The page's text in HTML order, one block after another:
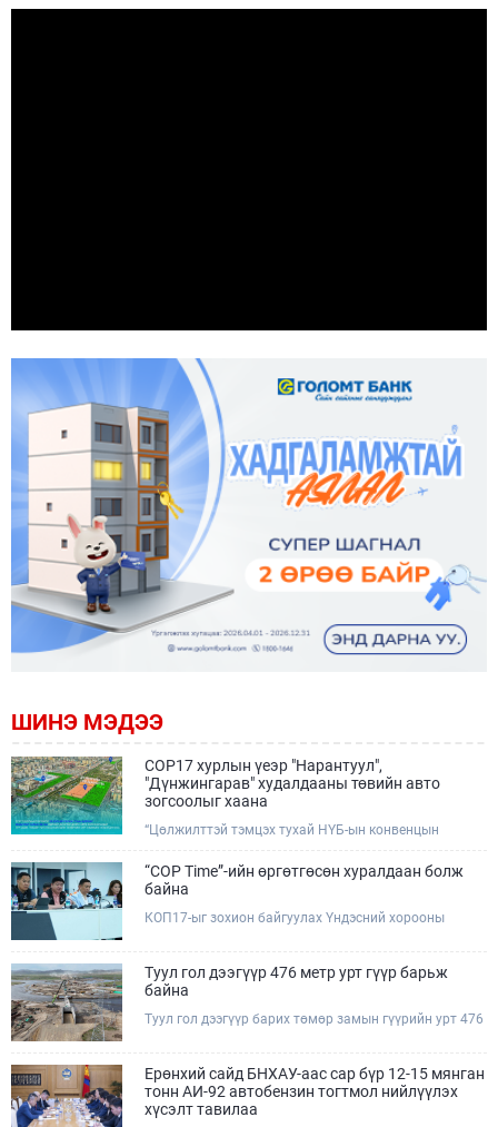
ШИНЭ МЭДЭЭ
COP17 хурлын үеэр "Нарантуул",
"Дүнжингарав" худалдааны төвийн авто
зогсоолыг хаана
“Цөлжилттэй тэмцэх тухай НҮБ-ын конвенцын
сарын 17-28-ны өдрүүдэд Улаанбаатар хотод зохион
байгуулагдана.Хурлын үеэр Нарантуул, Дүнжингарав
тухайн чиглэлд нийтийн тээврийн хүртээмжийг
“COP Time”-ийн өргөтгөсөн хуралдаан болж
байна
КОП17-ыг зохион байгуулах Үндэсний хорооны
дотоод хуралдааныг тогтмол зохион байгуулж ирсэн
билээ.Өнөөдөр “COP Time”-ийн сүүлийн хуралдааныг
бөгөөд үүнд Үндэсний хорооны дэргэдэх дэд
Туул гол дээгүүр 476 метр урт гүүр барьж
байна
Туул гол дээгүүр барих төмөр замын гүүрийн урт 476
хөдөлгөөнийг найдвартай, тасралтгүй нэвтрүүлэх
чухал байгууламж бөгөөд уг ажлыг "Очирням" ХХК,
"Тэргүүн саруул зам" ХХК, "Хотгорзам" ХХК зэрэг
Ерөнхий сайд БНХАУ-аас сар бүр 12-15 мянган
тонн АИ-92 автобензин тогтмол нийлүүлэх
хүсэлт тавилаа